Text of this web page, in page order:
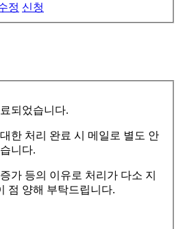
정 신청
되었습니다.
한 처리 완료 시 메일로 별도 안
니다.
가 등의 이유로 처리가 다소 지
점 양해 부탁드립니다.